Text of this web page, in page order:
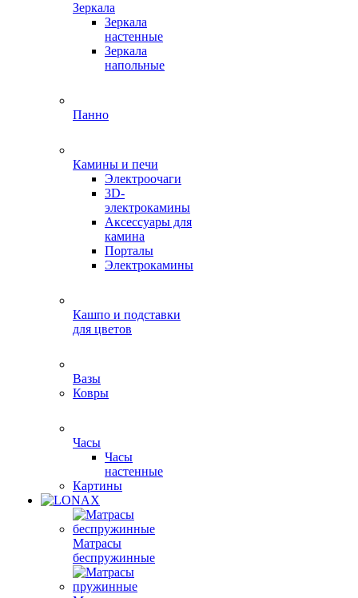
Зеркала
Зеркала
настенные
Зеркала
напольные
Панно
Камины и печи
Электроочаги
3D-
электрокамины
Аксессуары для
камина
Порталы
Электрокамины
Кашпо и подставки
для цветов
Вазы
Ковры
Часы
Часы
настенные
Картины
Матрасы
беспружинные